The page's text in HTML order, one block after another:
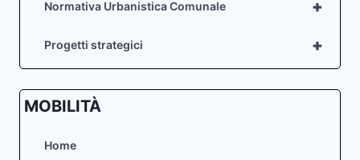
+
Normativa Urbanistica Comunale
+
Progetti strategici
MOBILITÀ
Home